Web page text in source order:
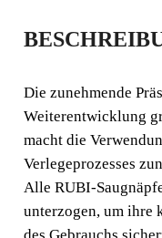
Die zunehmende
Weiterentwicklung
die Verwendung von
Verlegeprozesses
Die zunehmende
Weiterentwicklung
macht die
Verlegeprozesses
Alle RUBI-
unterzogen, um ihre